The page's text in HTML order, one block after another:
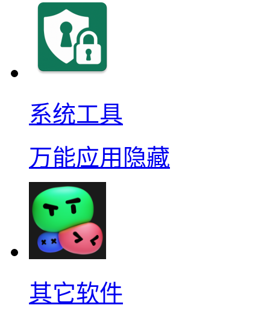
系统工具
万能应用隐藏
其它软件